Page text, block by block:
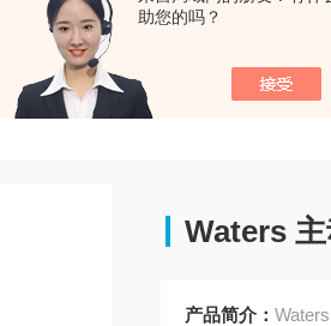
助您的吗？
205001774Waters 主动型预加热器不锈
Waters
产品简介：